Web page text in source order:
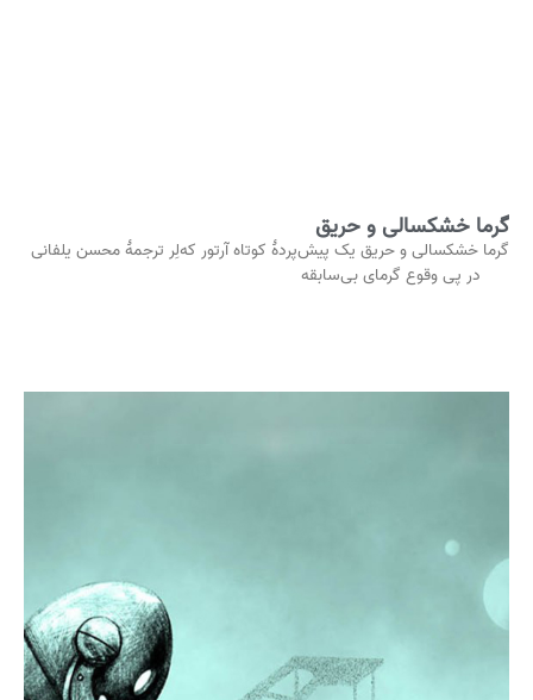
گرما خشکسالی و حریق
گرما خشکسالی و حریق یک پیش‌پردۀ کوتاه آرتور که‌لِر ترجمۀ محسن یلفانی
در پی وقوع گرمای بی‌سابقه